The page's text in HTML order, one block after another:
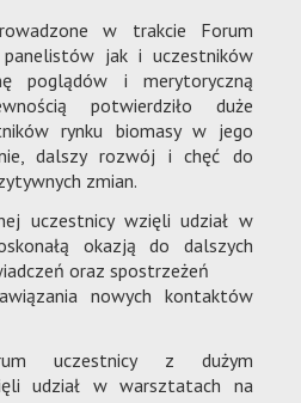
w trakcie Forum
jak i uczestników
poglądów i merytoryczną
potwierdziło duże
rynku biomasy w jego
dalszy rozwój i chęć do
zmian.
uczestnicy wzięli udział w
okazją do dalszych
oraz spostrzeżeń
nowych kontaktów
uczestnicy z dużym
udział w warsztatach na